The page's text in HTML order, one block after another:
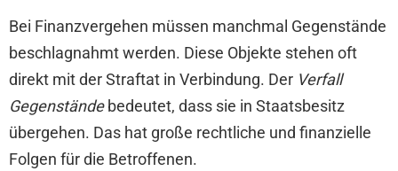
Bei Finanzvergehen müssen manchmal Gegenstände
beschlagnahmt werden. Diese Objekte stehen oft
direkt mit der Straftat in Verbindung. Der Verfall
Gegenständebedeutet, dass sie in Staatsbesitz
übergehen. Das hat große rechtliche und finanzielle
Folgen für die Betroffenen.